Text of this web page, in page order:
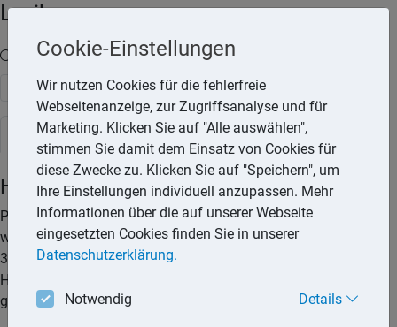
Lexika
Volltext-Suche in den Lexika
Suchen
Steuerlexikon
Hinterbliebenen-Pauschbetrag
Personen, denen laufende Hinterbliebenenbezüge bewilligt
worden sind, erhalten auf Antrag einen Pauschbetrag von
370,– € (Hinterbliebenen-Pauschbetrag), wenn die
Hinterbliebenenbezüge auf nachfolgenden Grundlagen
gezahlt werden:
Cookie-Einstellungen
Wir nutzen Cookies für die fehlerfreie
Webseitenanzeige, zur Zugriffsanalyse und für
Marketing. Klicken Sie auf "Alle auswählen",
stimmen Sie damit dem Einsatz von Cookies für
diese Zwecke zu. Klicken Sie auf "Speichern", um
Ihre Einstellungen individuell anzupassen. Mehr
Informationen über die auf unserer Webseite
eingesetzten Cookies finden Sie in unserer
Datenschutzerklärung.
Notwendig Details